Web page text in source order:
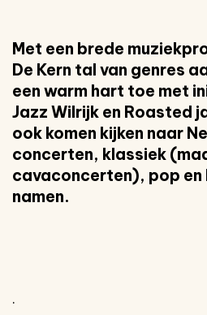
Met een brede
De Kern tal van genres
een warm hart toe met
Jazz Wilrijk en Roasted
ook komen kijken naar
concerten, klassiek
cavaconcerten), pop en
namen.
.